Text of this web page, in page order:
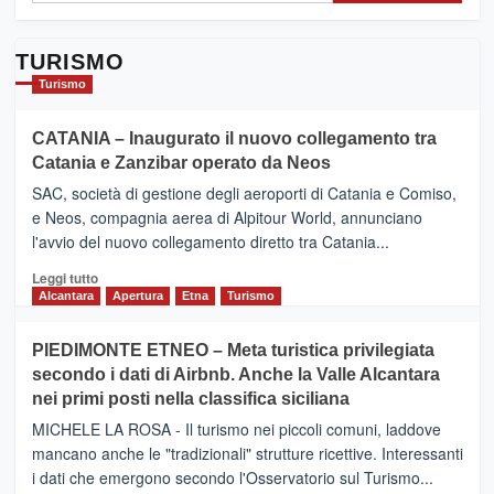
TURISMO
Turismo
CATANIA – Inaugurato il nuovo collegamento tra
Catania e Zanzibar operato da Neos
SAC, società di gestione degli aeroporti di Catania e Comiso,
e Neos, compagnia aerea di Alpitour World, annunciano
l'avvio del nuovo collegamento diretto tra Catania...
Leggi tuttoLeggi
CATANIA
–
Inaugurato
il
nuovo
collegamento
tra
Alcantara Apertura Etna Turismo
PIEDIMONTE ETNEO – Meta turistica privilegiata
secondo i dati di Airbnb. Anche la Valle Alcantara
nei primi posti nella classifica siciliana
MICHELE LA ROSA - Il turismo nei piccoli comuni, laddove
mancano anche le "tradizionali" strutture ricettive. Interessanti
i dati che emergono secondo l'Osservatorio sul Turismo...